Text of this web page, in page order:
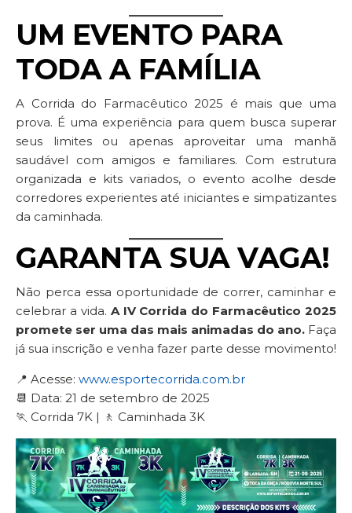
UM EVENTO PARA
TODA A FAMÍLIA
A Corrida do Farmacêutico 2025 é mais que uma
prova. É uma experiência para quem busca superar
seus limites ou apenas aproveitar uma manhã
saudável com amigos e familiares. Com estrutura
organizada e kits variados, o evento acolhe desde
corredores experientes até iniciantes e simpatizantes
da caminhada.
GARANTA SUA VAGA!
Não perca essa oportunidade de correr, caminhar e
celebrar a vida. A IV Corrida do Farmacêutico 2025
promete ser uma das mais animadas do ano. Faça
já sua inscrição e venha fazer parte desse movimento!
📍 Acesse: www.esportecorrida.com.br
📆 Data: 21 de setembro de 2025
🏃 Corrida 7K | 🚶 Caminhada 3K